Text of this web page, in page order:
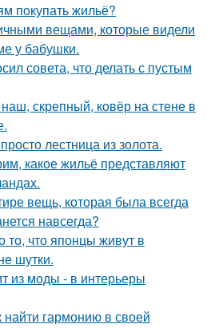
покупать жильё?
вещами, которые видели
у бабушки.
совета, что делать с пустым
скрепный, ковёр на стене в
лестница из золота.
какое жильё представляют
вещь, которая была всегда
навсегда?
то, что японцы живут в
шутки.
из моды - в интерьеры
найти гармонию в своей